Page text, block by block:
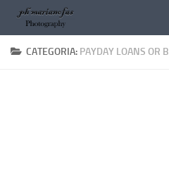
Salta al contenuto
CATEGORIA: PAYDAY LOANS OR